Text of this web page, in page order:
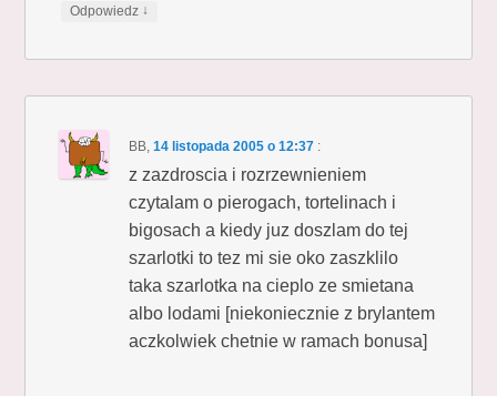
Odpowiedz ↓
BB,14 listopada 2005 o 12:37 :
z zazdroscia i rozrzewnieniem
czytalam o pierogach, tortelinach i
bigosach a kiedy juz doszlam do tej
szarlotki to tez mi sie oko zaszklilo
taka szarlotka na cieplo ze smietana
albo lodami [niekoniecznie z brylantem
aczkolwiek chetnie w ramach bonusa]